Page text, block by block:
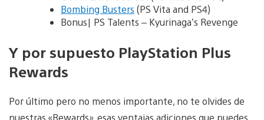
Bombing Busters (PS Vita and PS4)
Bonus| PS Talents – Kyurinaga’s Revenge
Y por supuesto PlayStation Plus
Rewards
Por último pero no menos importante, no te olvides de
nuestras «Rewards», esas ventajas adiciones que puedes